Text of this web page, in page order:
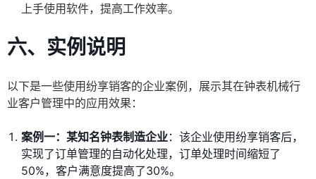
上手使用软件，提高工作效率。
六、实例说明
以下是一些使用纷享销客的企业案例，展示其在钟表机械行
业客户管理中的应用效果：
案例一：某知名钟表制造企业：该企业使用纷享销客后，
实现了订单管理的自动化处理，订单处理时间缩短了
50%，客户满意度提高了30%。